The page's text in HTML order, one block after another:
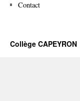
Contact
Collège CAPEYRON